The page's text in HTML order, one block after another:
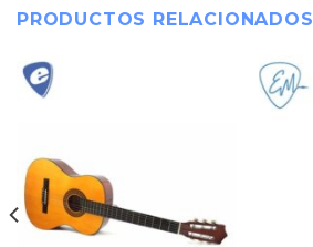
PRODUCTOS RELACIONADOS